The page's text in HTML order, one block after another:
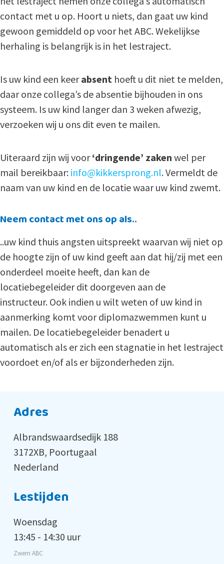
contact met u op. Hoort u niets, dan gaat uw kind
gewoon gemiddeld op voor het ABC. Wekelijkse
herhaling is belangrijk is in het lestraject.
Is uw kind een keerabsent hoeft u dit niet te melden,
daar onze collega’s de absentie bijhouden in ons
systeem. Is uw kind langer dan 3 weken afwezig,
verzoeken wij u ons dit even te mailen.
Uiteraard zijn wij voor‘dringende’ zaken wel per
mail bereikbaar: info@kikkersprong.nl. Vermeldt de
naam van uw kind en de locatie waar uw kind zwemt.
Neem contact met ons op als..
..uw kind thuis angsten uitspreekt waarvan wij niet op
de hoogte zijn of uw kind geeft aan dat hij/zij met een
onderdeel moeite heeft, dan kan de
locatiebegeleider dit doorgeven aan de
instructeur. Ook indien u wilt weten of uw kind in
aanmerking komt voor diplomazwemmen kunt u
mailen. De locatiebegeleider benadert u
automatisch als er zich een stagnatie in het lestraject
voordoet en/of als er bijzonderheden zijn.
Adres
Albrandswaardsedijk 188
3172XB, Poortugaal
Nederland
Lestijden
Woensdag
13:45 - 14:30 uur
Zwem ABC